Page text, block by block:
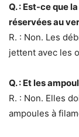
Q. : Est-ce que
réservées au
R. : Non. Les
jettent avec les
Q. : Et les
R. : Non. Elles
ampoules à